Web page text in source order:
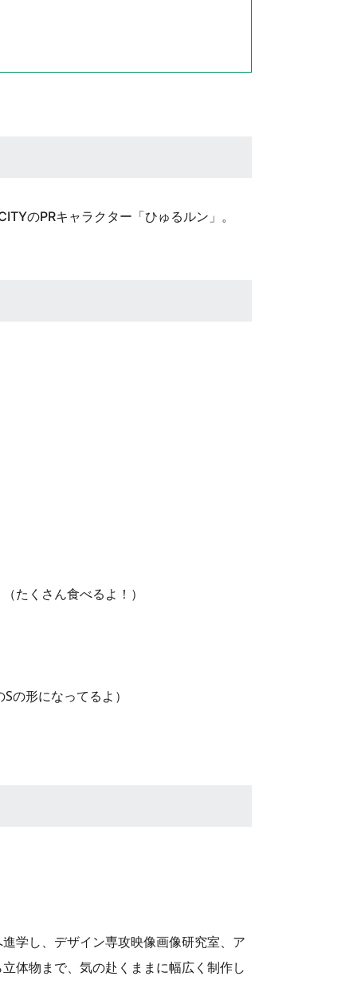
のPRキャラクター「ひゅるルン」。
たくさん食べるよ！）
の形になってるよ）
学し、デザイン専攻映像画像研究室、ア
体物まで、気の赴くままに幅広く制作し